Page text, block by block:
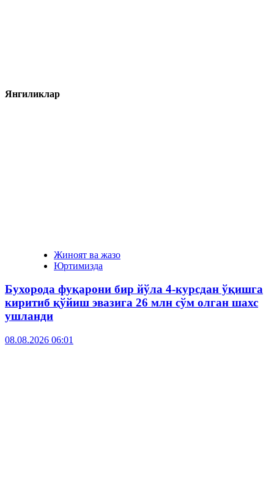
Янгиликлар
Жиноят ва жазо
Юртимизда
Бухорода фуқарони бир йўла 4-курсдан ўқишга
киритиб қўйиш эвазига 26 млн сўм олган шахс
ушланди
08.08.2026 06:01